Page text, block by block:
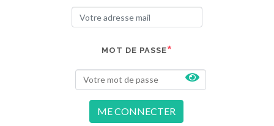
MOT DE PASSE
ME CONNECTER